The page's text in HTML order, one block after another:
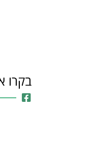
בקרו